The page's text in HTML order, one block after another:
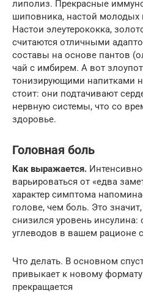
липолиз. Прекрасные
шиповника, настой
Настои элеутерококка,
считаются отличными
составы на основе пантов
чай с имбирем. А вот
тонизирующими напитками
стоит: они подтачивают
нервную системы, что со
здоровье.
Головная боль
Как выражается.
варьироваться от «едва
характер симптома
голове, чем боль. Это
снизился уровень инсулина:
углеводов в вашем рационе
Что делать. В основном
привыкает к новому
прекращается